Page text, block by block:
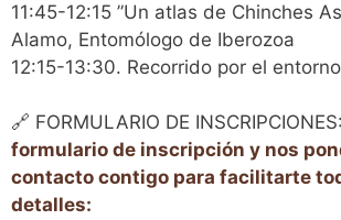
11:45-12:15 ”Un atlas de Chinches
Alamo, Entomólogo de Iberozoa
12:15-13:30. Recorrido por el entorno
🔗 FORMULARIO DE
formulario de inscripción y nos
contacto contigo para facilitarte
detalles: